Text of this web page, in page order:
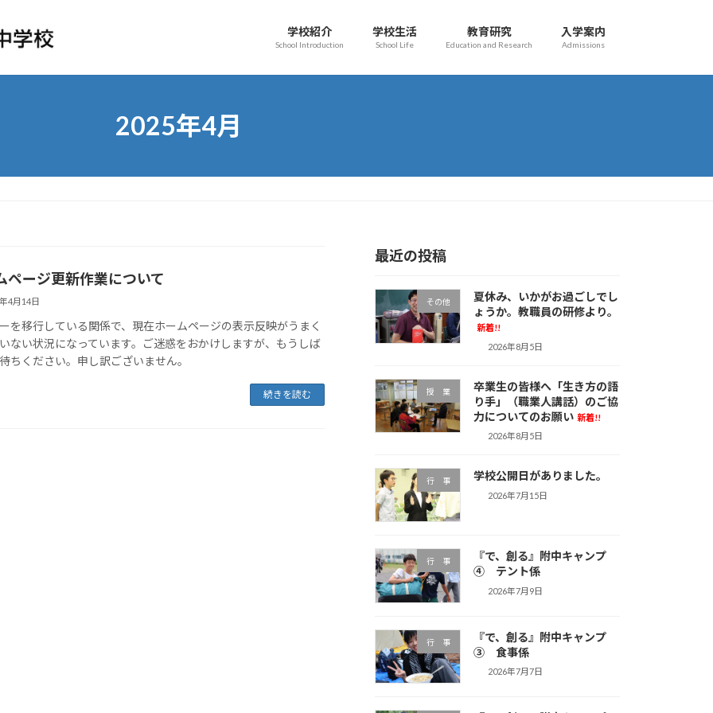
学校紹介
School Introduction
学校生活
School Life
教育研究
Education and Research
入学案内
Admissions
2025年4月
ページ更新作業について
4月14日
を移行している関係で、現在ホームページの表示反映がうまく
ない状況になっています。ご迷惑をおかけしますが、もうしば
ちください。申し訳ございません。
続きを読む
最近の投稿
その他
夏休み、いかがお過ごしでし
ょうか。教職員の研修より。
新着!!
2026年8月5日
授 業
卒業生の皆様へ「生き方の語
り手」（職業人講話）のご協
力についてのお願い 新着!!
2026年8月5日
行 事 学校公開日がありました。
2026年7月15日
行 事
『で、創る』附中キャンプ
④ テント係
2026年7月9日
行 事
『で、創る』附中キャンプ
③ 食事係
2026年7月7日